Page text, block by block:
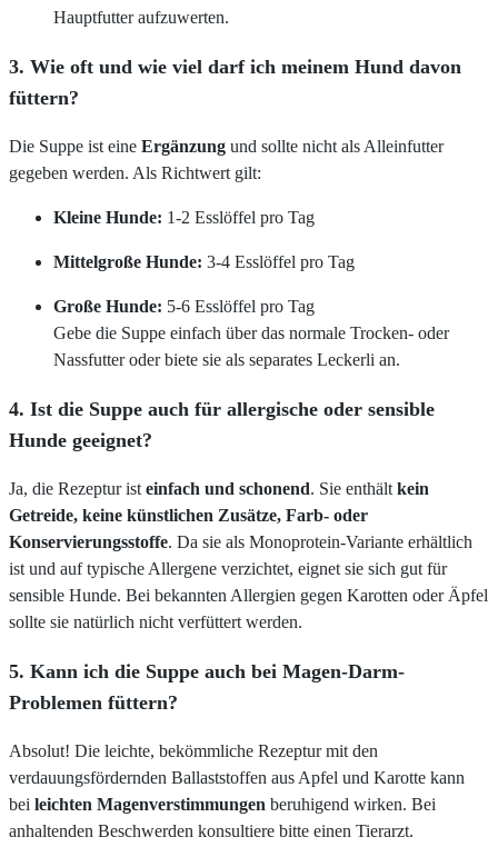
Hauptfutter aufzuwerten.
3. Wie oft und wie viel darf ich meinem Hund davon
füttern?
Die Suppe ist eine Ergänzung und sollte nicht als Alleinfutter
gegeben werden. Als Richtwert gilt:
Kleine Hunde: 1-2 Esslöffel pro Tag
Mittelgroße Hunde: 3-4 Esslöffel pro Tag
Große Hunde: 5-6 Esslöffel pro Tag
Gebe die Suppe einfach über das normale Trocken- oder
Nassfutter oder biete sie als separates Leckerli an.
4. Ist die Suppe auch für allergische oder sensible
Hunde geeignet?
Ja, die Rezeptur ist einfach und schonend. Sie enthält kein
Getreide, keine künstlichen Zusätze, Farb- oder
Konservierungsstoffe. Da sie als Monoprotein-Variante erhältlich
ist und auf typische Allergene verzichtet, eignet sie sich gut für
sensible Hunde. Bei bekannten Allergien gegen Karotten oder Äpfel
sollte sie natürlich nicht verfüttert werden.
5. Kann ich die Suppe auch bei Magen-Darm-
Problemen füttern?
Absolut! Die leichte, bekömmliche Rezeptur mit den
verdauungsfördernden Ballaststoffen aus Apfel und Karotte kann
bei leichten Magenverstimmungen beruhigend wirken. Bei
anhaltenden Beschwerden konsultiere bitte einen Tierarzt.